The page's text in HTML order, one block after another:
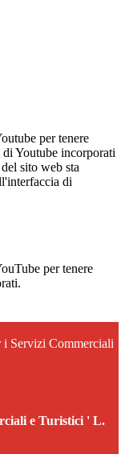
per tenere
Youtube incorporati
sito web sta
di
per tenere
i Servizi Commerciali
e Turistici ' L.